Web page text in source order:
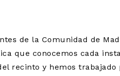
de la Comunidad de
que conocemos cada
recinto y hemos